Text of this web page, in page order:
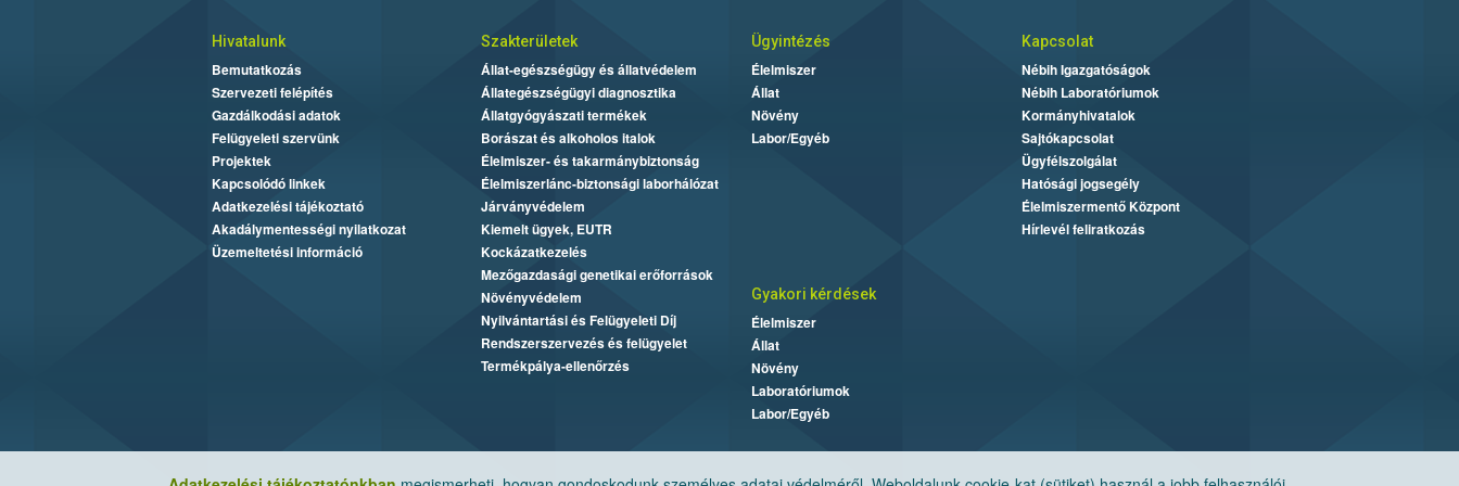
Hivatalunk
Bemutatkozás
Szervezeti felépítés
Gazdálkodási adatok
Felügyeleti szervünk
Projektek
Kapcsolódó linkek
Adatkezelési tájékoztató
Akadálymentességi nyilatkozat
Üzemeltetési információ
Szakterületek
Állat-egészségügy és állatvédelem
Állategészségügyi diagnosztika
Állatgyógyászati termékek
Borászat és alkoholos italok
Élelmiszer- és takarmánybiztonság
Élelmiszerlánc-biztonsági laborhálózat
Járványvédelem
Kiemelt ügyek, EUTR
Kockázatkezelés
Mezőgazdasági genetikai erőforrások
Növényvédelem
Nyilvántartási és Felügyeleti Díj
Rendszerszervezés és felügyelet
Termékpálya-ellenőrzés
Ügyintézés
Élelmiszer
Állat
Növény
Labor/Egyéb
Kapcsolat
Nébih Igazgatóságok
Nébih Laboratóriumok
Kormányhivatalok
Sajtókapcsolat
Ügyfélszolgálat
Hatósági jogsegély
Élelmiszermentő Központ
Hírlevél feliratkozás
Gyakori kérdések
Élelmiszer
Állat
Növény
Laboratóriumok
Labor/Egyéb